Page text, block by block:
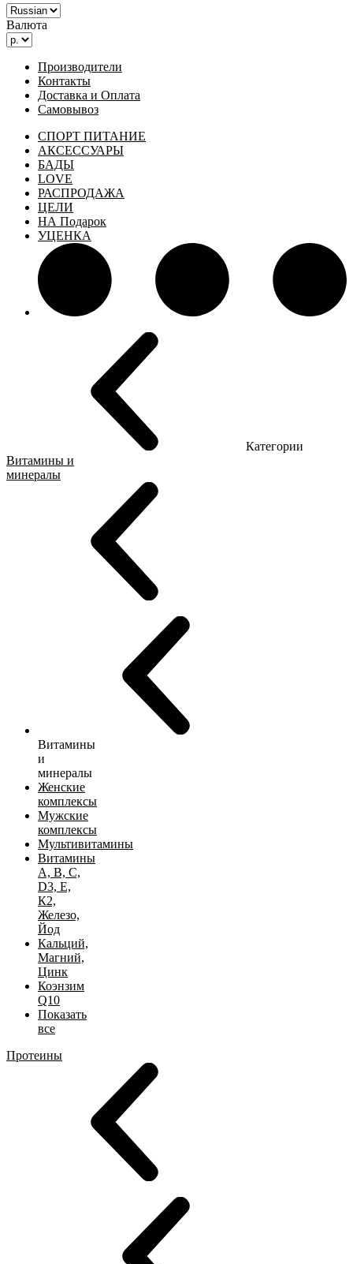
Валюта
Производители
Контакты
Доставка и Оплата
Самовывоз
СПОРТ ПИТАНИЕ
АКСЕССУАРЫ
БАДЫ
LOVE
РАСПРОДАЖА
ЦЕЛИ
НА Подарок
УЦЕНКА
Категории
Витамины и
минералы
Витамины
и
минералы
Женские
комплексы
Мужские
комплексы
Мультивитамины
Витамины
А, B, C,
D3, Е,
К2,
Железо,
Йод
Кальций,
Магний,
Цинк
Коэнзим
Q10
Показать
все
Протеины